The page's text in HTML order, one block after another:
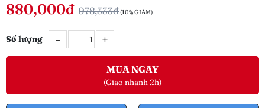
880,000đ 978,333đ(10% GIẢM)
Số lượng - +
MUA NGAY
(Giao nhanh 2h)